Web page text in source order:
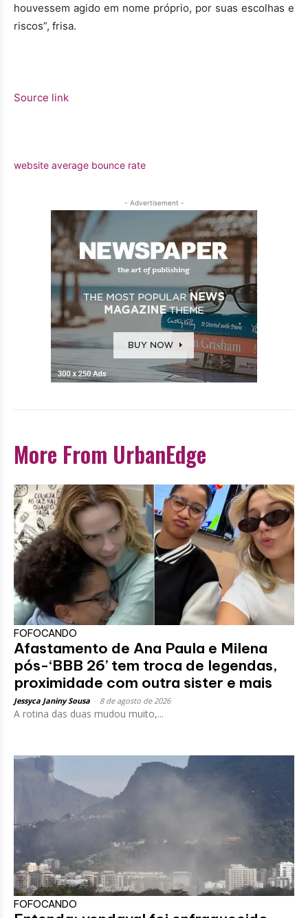
houvessem agido em nome próprio, por suas escolhas e
riscos”, frisa.
Source link
website average bounce rate
- Advertisement -
More From UrbanEdge
FOFOCANDO
Afastamento de Ana Paula e Milena
pós-‘BBB 26’ tem troca de legendas,
proximidade com outra sister e mais
Jessyca Janiny Sousa 8 de agosto de 2026
A rotina das duas mudou muito,...
FOFOCANDO